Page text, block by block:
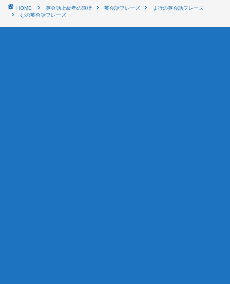
HOME 英会話上級者の道標 英会話フレーズ
ま行の英会話フレーズ
むの英会話フレーズ